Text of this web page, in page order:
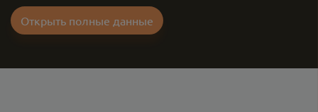
Открыть полные данные